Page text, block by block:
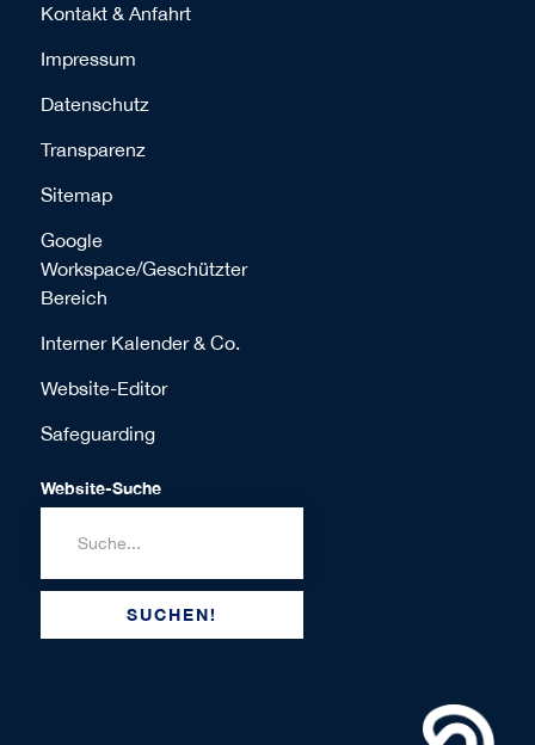
Kontakt & Anfahrt
Impressum
Datenschutz
Transparenz
Sitemap
Google
Workspace/Geschützter
Bereich
Interner Kalender & Co.
Website-Editor
Safeguarding
Website-Suche